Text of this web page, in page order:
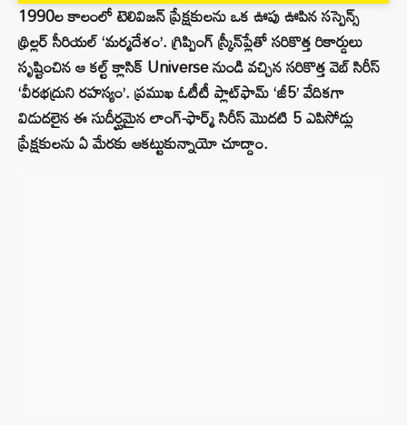
1990ల కాలంలో టెలివిజన్ ప్రేక్షకులను ఒక ఊపు ఊపిన సస్పెన్స్
థ్రిల్లర్ సీరియల్ ‘మర్మదేశం’. గ్రిప్పింగ్ స్క్రీన్‌ప్లేతో సరికొత్త రికార్డులు
సృష్టించిన ఆ కల్ట్ క్లాసిక్ Universe నుండి వచ్చిన సరికొత్త వెబ్ సిరీస్
‘వీరభద్రుని రహస్యం’. ప్రముఖ ఓటీటీ ప్లాట్‌ఫామ్ ‘జీ5’ వేదికగా
విడుదలైన ఈ సుదీర్ఘమైన లాంగ్-ఫార్మ్ సిరీస్ మొదటి 5 ఎపిసోడ్లు
ప్రేక్షకులను ఏ మేరకు ఆకట్టుకున్నాయో చూద్దాం.